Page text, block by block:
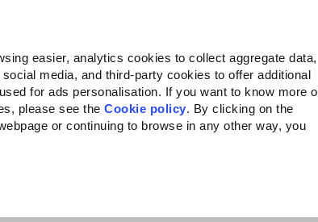
easier, analytics cookies to collect aggregate data,
media, and third-party cookies to offer additional
for ads personalisation. If you want to know more
please see theCookie policy. By clicking on the
or continuing to browse in any other way, you
Convocatoria Quiénes somos Dónde